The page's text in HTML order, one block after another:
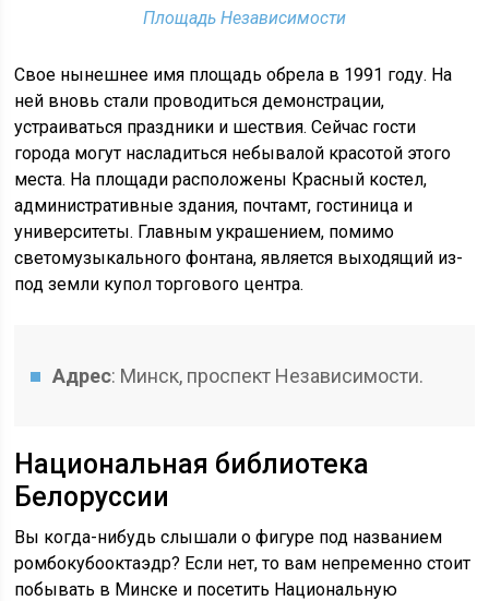
Площадь Независимости
Свое нынешнее имя площадь обрела в 1991 году. На
ней вновь стали проводиться демонстрации,
устраиваться праздники и шествия. Сейчас гости
города могут насладиться небывалой красотой этого
места. На площади расположены Красный костел,
административные здания, почтамт, гостиница и
университеты. Главным украшением, помимо
светомузыкального фонтана, является выходящий из-
под земли купол торгового центра.
Адрес: Минск, проспект Независимости.
Национальная библиотека
Белоруссии
Вы когда-нибудь слышали о фигуре под названием
ромбокубооктаэдр? Если нет, то вам непременно стоит
побывать в Минске и посетить Национальную